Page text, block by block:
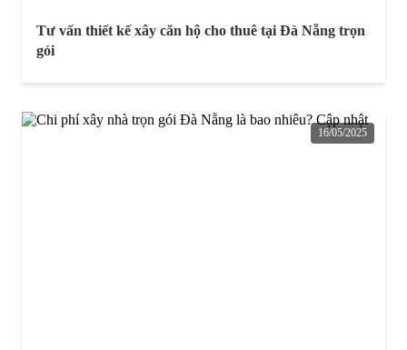
Tư vấn thiết kế xây căn hộ cho thuê tại Đà Nẵng trọn
gói
16/05/2025